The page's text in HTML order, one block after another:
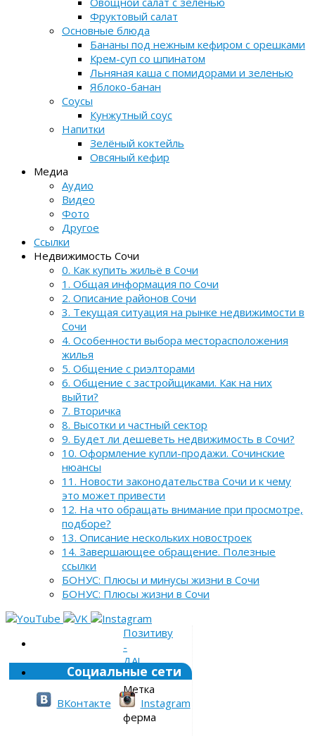
Фруктовый салат
Основные блюда
Бананы под нежным кефиром с орешками
Крем-суп со шпинатом
Льняная каша с помидорами и зеленью
Яблоко-банан
Соусы
Кунжутный соус
Напитки
Зелёный коктейль
Овсяный кефир
Медиа
Аудио
Видео
Фото
Другое
Ссылки
Недвижимость Сочи
0. Как купить жильё в Сочи
1. Общая информация по Сочи
2. Описание районов Сочи
3. Текущая ситуация на рынке недвижимости в
Сочи
4. Особенности выбора месторасположения
жилья
5. Общение с риэлторами
6. Общение с застройщиками. Как на них
выйти?
7. Вторичка
8. Высотки и частный сектор
9. Будет ли дешеветь недвижимость в Сочи?
10. Оформление купли-продажи. Сочинские
нюансы
11. Новости законодательства Сочи и к чему
это может привести
12. На что обращать внимание при просмотре,
подборе?
13. Описание нескольких новостроек
14. Завершающее обращение. Полезные
ссылки
БОНУС: Плюсы и минусы жизни в Сочи
БОНУС: Плюсы жизни в Сочи
Позитиву
-
ДА!
»
Метка
»
ферма
Социальные сети
ВКонтакте Instagram